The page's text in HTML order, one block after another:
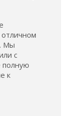
отличном
Мы
с
полную
к